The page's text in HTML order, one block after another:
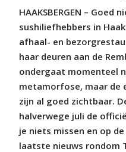
HAAKSBERGEN – Goed
sushiliefhebbers in
afhaal- en
haar deuren aan de
ondergaat momenteel
metamorfose, maar de
zijn al goed zichtbaar.
halverwege juli de
je niets missen en op
laatste nieuws rondom